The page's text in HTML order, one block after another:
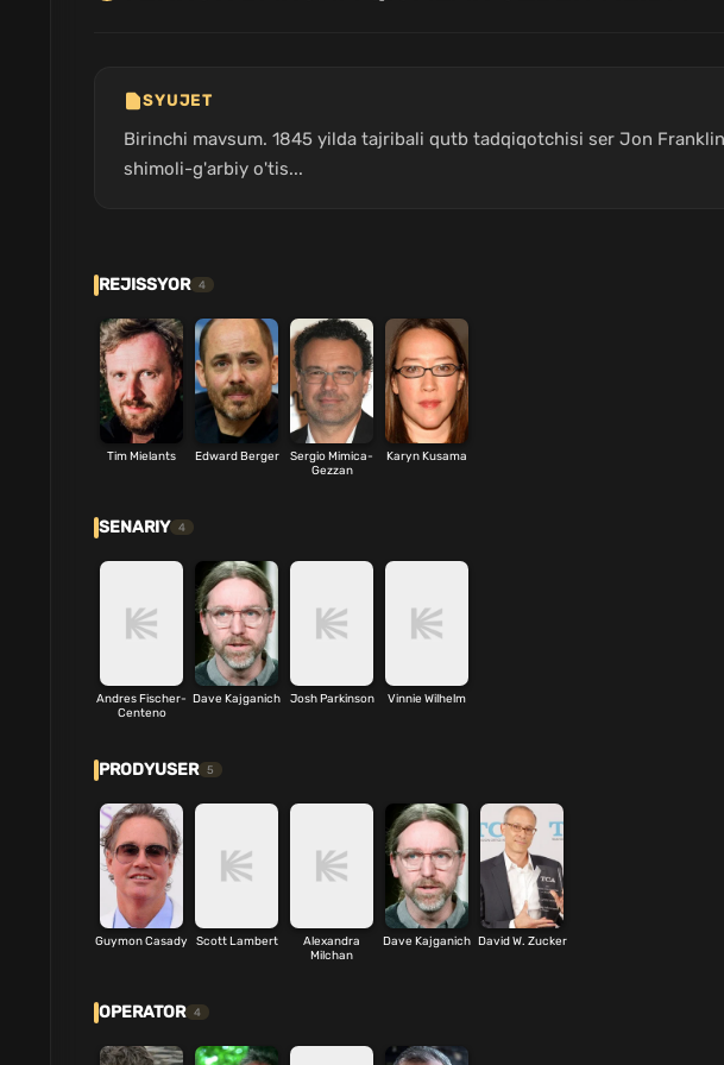
SYUJET
Birinchi mavsum. 1845 yilda tajribali qutb tadqiqotchisi ser Jon
shimoli-g'arbiy o'tis...
REJISSYOR 4
Tim Mielants Edward Berger
Sergio Mimica-
Gezzan
Karyn Kusama
SENARIY 4
Andres Fischer-
Centeno
Dave Kajganich Josh Parkinson Vinnie Wilhelm
PRODYUSER 5
Guymon Casady Scott Lambert
Alexandra
Milchan
Dave Kajganich David W. Zucker
OPERATOR 4